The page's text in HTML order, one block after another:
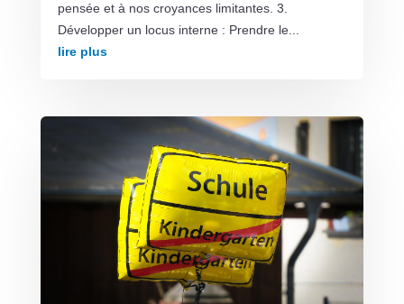
pensée et à nos croyances limitantes. 3.
Développer un locus interne : Prendre le...
lire plus